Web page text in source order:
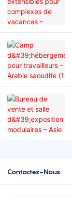
Contactez-Nous